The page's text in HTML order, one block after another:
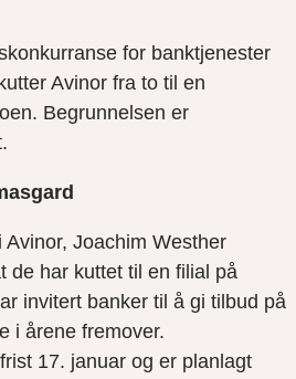
for banktjenester
Avinor fra to til en
Begrunnelsen er
Joachim Westher
de har kuttet til en filial på
invitert banker til å gi tilbud på
i årene fremover.
17. januar og er planlagt